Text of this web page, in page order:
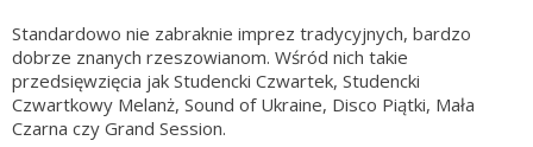
Standardowo nie zabraknie imprez tradycyjnych, bardzo
dobrze znanych rzeszowianom. Wśród nich takie
przedsięwzięcia jak Studencki Czwartek, Studencki
Czwartkowy Melanż, Sound of Ukraine, Disco Piątki, Mała
Czarna czy Grand Session.